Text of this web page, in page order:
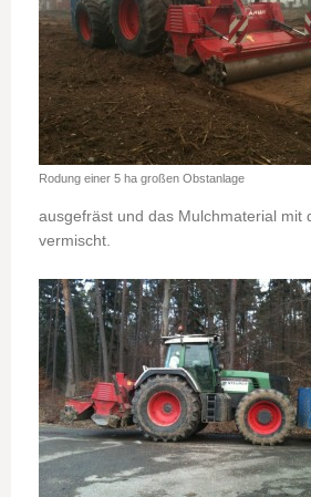
Rodung einer 5 ha großen Obstanlage
ausgefräst und das Mulchmaterial mit
vermischt.